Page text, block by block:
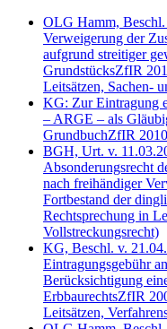
OLG Hamm,
Verweigerung der
aufgrund streitiger
GrundstücksZfIR
Leitsätzen, Sachen-
KG: Zur Eintragung
– ARGE – als
GrundbuchZfIR
BGH, Urt. v.
Absonderungsrecht
nach freihändiger
Fortbestand der
Rechtsprechung in
Vollstreckungsrecht)
KG, Beschl. v.
Eintragungsgebühr
Berücksichtigung
ErbbaurechtsZfIR
Leitsätzen,